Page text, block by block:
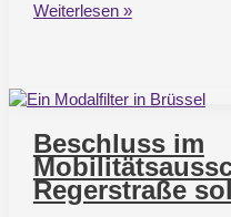
Bezirksversammlung
wir
Oktober
bewegt
Weiterlesen »
Beschluss im
Regerstraße